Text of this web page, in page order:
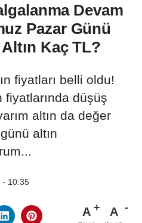
Devam
Pazar Günü
Kaç TL?
fiyatları belli oldu!
fiyatlarında düşüş
altın da değer
altın
- 10:35
A A